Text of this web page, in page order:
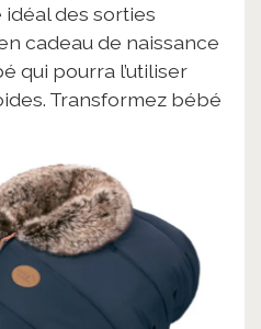
idéal des sorties
cadeau de naissance
qui pourra l’utiliser
Transformez bébé